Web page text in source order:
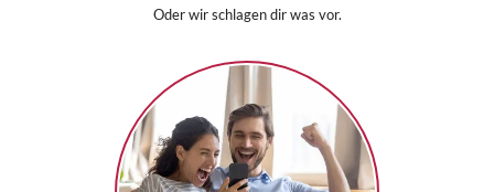
Oder wir schlagen dir was vor.